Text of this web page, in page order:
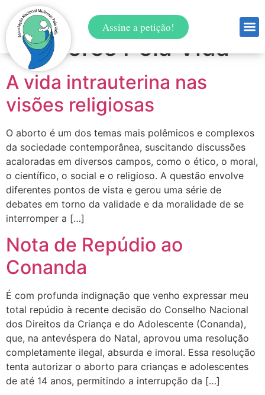
Assine a petição!
Autor: Admin
Mulheres Pela Vida
A vida intrauterina nas
visões religiosas
O aborto é um dos temas mais polêmicos e complexos
da sociedade contemporânea, suscitando discussões
acaloradas em diversos campos, como o ético, o moral,
o científico, o social e o religioso. A questão envolve
diferentes pontos de vista e gerou uma série de
debates em torno da validade e da moralidade de se
interromper a […]
Nota de Repúdio ao
Conanda
É com profunda indignação que venho expressar meu
total repúdio à recente decisão do Conselho Nacional
dos Direitos da Criança e do Adolescente (Conanda),
que, na antevéspera do Natal, aprovou uma resolução
completamente ilegal, absurda e imoral. Essa resolução
tenta autorizar o aborto para crianças e adolescentes
de até 14 anos, permitindo a interrupção da […]